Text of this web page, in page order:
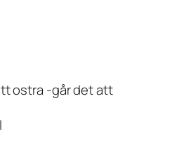
ostra -går det att